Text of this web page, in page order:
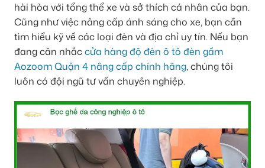
hài hòa với tổng thể xe và sở thích cá nhân của bạn.
Cũng như việc nâng cấp ánh sáng cho xe, bạn cần
tìm hiểu kỹ về các loại đèn và địa chỉ uy tín. Nếu bạn
đang cân nhắccửa hàng độ đèn ô tô đèn gầm
Aozoom Quận 4 nâng cấp chính hãng, chúng tôi
luôn có đội ngũ tư vấn chuyên nghiệp.